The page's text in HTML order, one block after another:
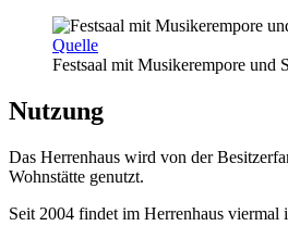
Quelle
Festsaal mit Musikerempore und
Nutzung
Das Herrenhaus wird von der
Wohnstätte genutzt.
Seit 2004 findet im Herrenhaus viermal